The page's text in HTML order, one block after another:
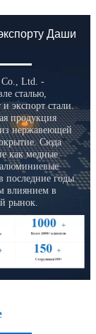
Даши
Co., Ltd. -
сталью,
экспорт стали.
продукция
нержавеющей
Сюда
как медные
последние годы
влиянием в
рынок.